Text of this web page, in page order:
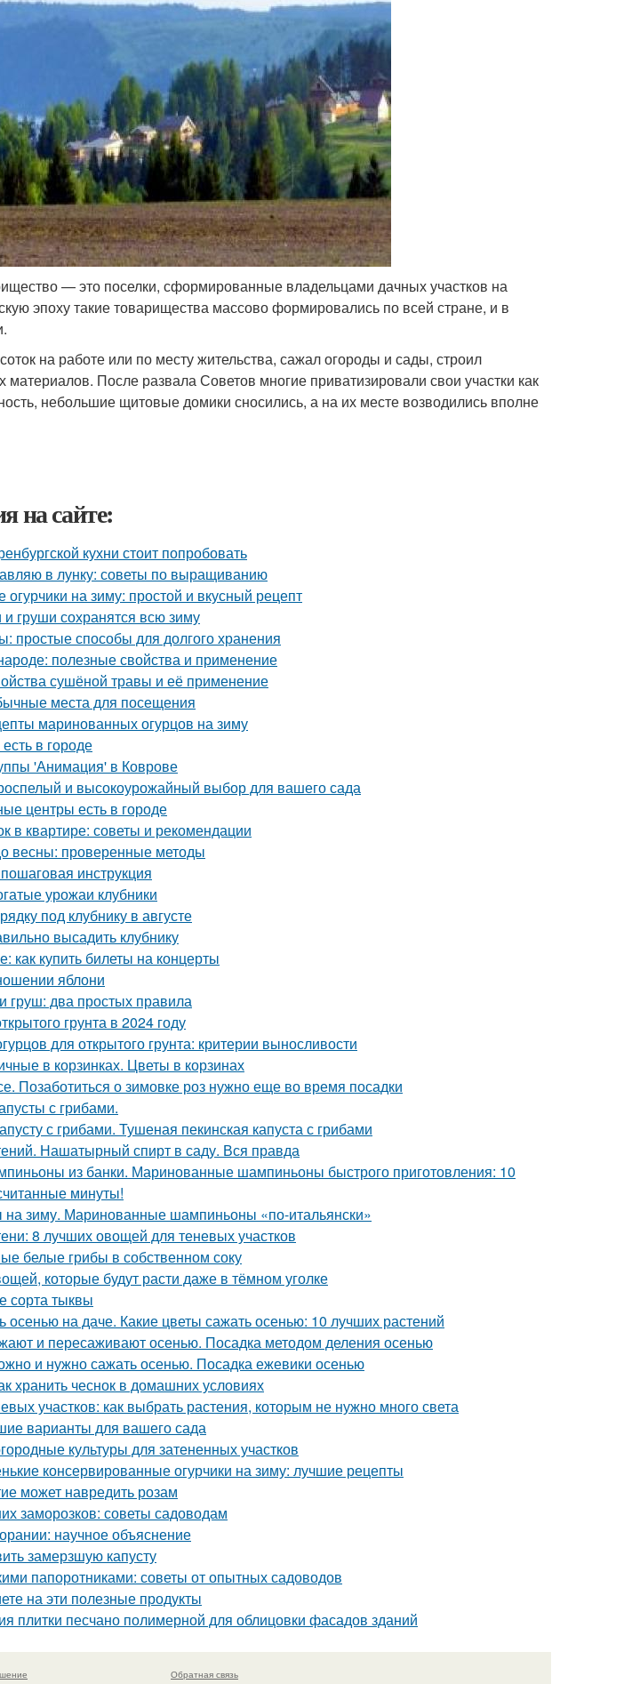
— это поселки, сформированные владельцами дачных участков на
эпоху такие товарищества массово формировались по всей стране, и в
на работе или по месту жительства, сажал огороды и сады, строил
После развала Советов многие приватизировали свои участки как
небольшие щитовые домики сносились, а на их месте возводились вполне
на сайте:
кухни стоит попробовать
в лунку: советы по выращиванию
на зиму: простой и вкусный рецепт
груши сохранятся всю зиму
простые способы для долгого хранения
полезные свойства и применение
сушёной травы и её применение
места для посещения
маринованных огурцов на зиму
в городе
'Анимация' в Коврове
и высокоурожайный выбор для вашего сада
центры есть в городе
в квартире: советы и рекомендации
весны: проверенные методы
инструкция
урожаи клубники
под клубнику в августе
высадить клубнику
как купить билеты на концерты
яблони
груш: два простых правила
грунта в 2024 году
для открытого грунта: критерии выносливости
в корзинках. Цветы в корзинах
Позаботиться о зимовке роз нужно еще во время посадки
с грибами.
с грибами. Тушеная пекинская капуста с грибами
Нашатырный спирт в саду. Вся правда
из банки. Маринованные шампиньоны быстрого приготовления: 10
минуты!
зиму. Маринованные шампиньоны «по-итальянски»
8 лучших овощей для теневых участков
белые грибы в собственном соку
которые будут расти даже в тёмном уголке
сорта тыквы
осенью на даче. Какие цветы сажать осенью: 10 лучших растений
и пересаживают осенью. Посадка методом деления осенью
и нужно сажать осенью. Посадка ежевики осенью
хранить чеснок в домашних условиях
участков: как выбрать растения, которым не нужно много света
варианты для вашего сада
культуры для затененных участков
консервированные огурчики на зиму: лучшие рецепты
может навредить розам
заморозков: советы садоводам
научное объяснение
замерзшую капусту
папоротниками: советы от опытных садоводов
на эти полезные продукты
плитки песчано полимерной для облицовки фасадов зданий
Обратная связь